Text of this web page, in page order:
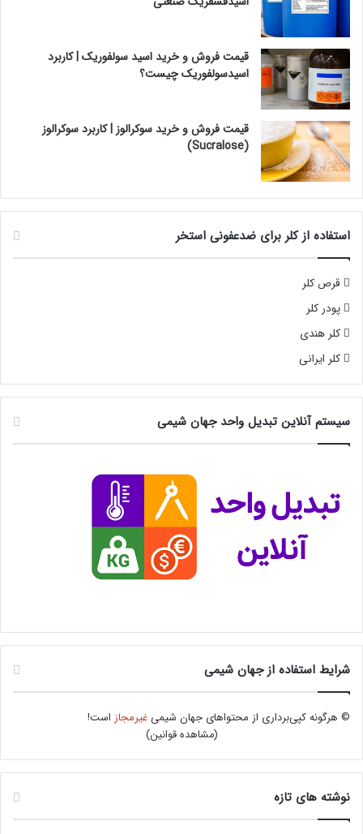
قیمت فروش و خرید اسید سولفوریک | کاربرد
اسیدسولفوریک چیست؟
قیمت فروش و خرید سوکرالوز | کاربرد سوکرالوز
(Sucralose)
استفاده از کلر برای ضدعفونی استخر
قرص کلر
پودر کلر
کلر هندی
کلر ایرانی
سیستم آنلاین تبدیل واحد جهان شیمی
شرایط استفاده از جهان شیمی
© هرگونه کپی‌برداری از محتواهای جهان شیمیغیرمجاز است!
(مشاهده قوانین)
نوشته های تازه